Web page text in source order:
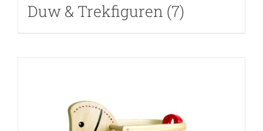
Duw & Trekfiguren (7)